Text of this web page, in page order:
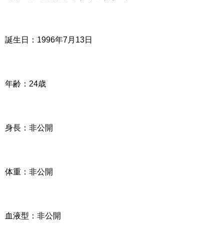
誕生日：1996年7月13日
年齢：24歳
身長：非公開
体重：非公開
血液型：非公開